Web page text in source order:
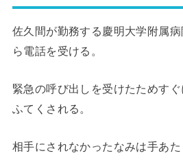
佐久間が勤務する慶明大学附属
ら電話を受ける。
緊急の呼び出しを受けたためす
ふてくされる。
相手にされなかったなみは手あ